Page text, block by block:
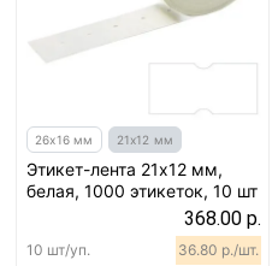
26х16 мм 21х12 мм
Этикет-лента 21х12 мм,
белая, 1000 этикеток, 10 шт
368.00 р.
10 шт/уп. 36.80 р./шт.